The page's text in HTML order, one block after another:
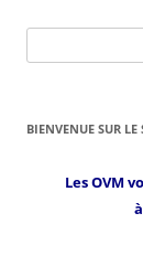
BIENVENUE SUR
Les OVM